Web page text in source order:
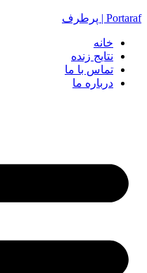
Portaraf | پرطرف
خانه
نتایج زنده
تماس با ما
درباره ما